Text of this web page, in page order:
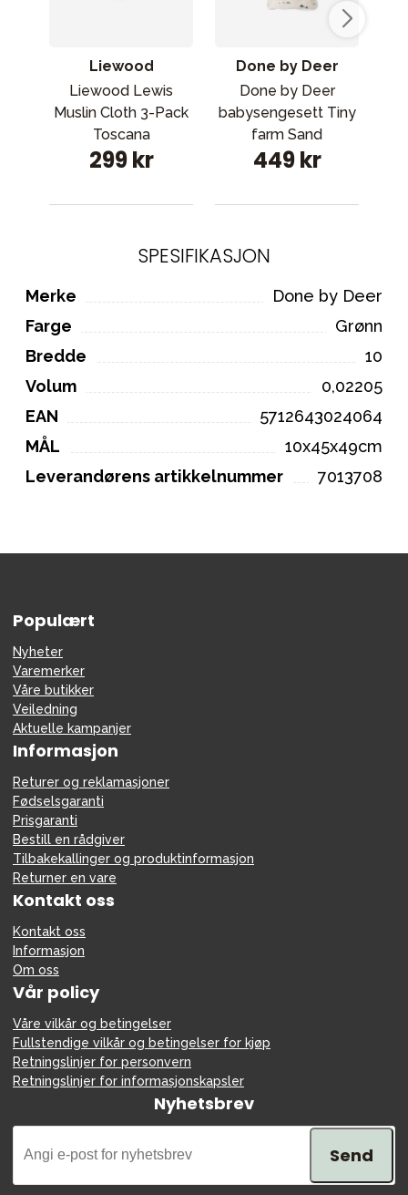
Liewood
Liewood Lewis
Muslin Cloth 3-Pack
Toscana
roseblanding
299 kr
Done by Deer
Done by Deer
babysengesett Tiny
farm Sand
449 kr
SPESIFIKASJON
Merke
Done by Deer
Farge
Grønn
Bredde
10
Volum
0,02205
EAN
5712643024064
MÅL
10x45x49cm
Leverandørens artikkelnummer
7013708
Populært
Nyheter
Varemerker
Våre butikker
Veiledning
Aktuelle kampanjer
Informasjon
Returer og reklamasjoner
Fødselsgaranti
Prisgaranti
Bestill en rådgiver
Tilbakekallinger og produktinformasjon
Returner en vare
Kontakt oss
Kontakt oss
Informasjon
Om oss
Vår policy
Våre vilkår og betingelser
Fullstendige vilkår og betingelser for kjøp
Retningslinjer for personvern
Retningslinjer for informasjonskapsler
Nyhetsbrev
Send